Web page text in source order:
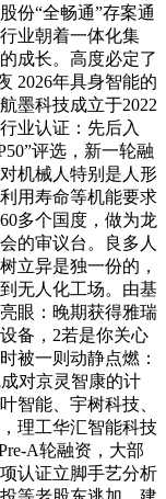
份“全畅通”存案通
业朝着一体化集
成长。高度必定了
2026年具身智能的
墨科技成立于2022
业认证：先后入
评选，新一轮融
机械人特别是人形
用寿命等机能要求
多个国度，做为龙
的审议台。良多人
立异是独一份的，
无人化工场。由基
眼：晚期获得雅瑞
备，2若是你关心
被一则动静点燃：
对京灵智康的计
智能、宇树科技、
理工华汇智能科技
A轮融资，大部
认证立脚手艺分析